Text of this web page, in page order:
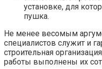
установке, для
пушка.
Не менее весомым
специалистов служит и
строительная
работы выполнены их